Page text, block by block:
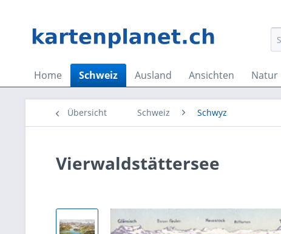
Home Schweiz Ausland Ansichten Natur
Übersicht Schweiz Schwyz
Vierwaldstättersee